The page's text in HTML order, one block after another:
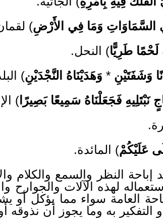
السَّمَاوَاتِ وَمَا فِي الأََرْضِ)
لَحْمًا طَرِيًّا) النحل.
وَشَفَتَيْنِ * وَهَدَيْنَاهُ النَّجْدَيْنِ)
نَبْتَلِيهِ فَجَعَلْنَاهُ سَمِيعًا بَصِيرًا)
عَلَيْكُمْ) المائدة.
إباحة النظر والسمع والكلام
لهذه الآلات والجوارح
العامة سواء مما يؤكل أو
أو التفكير به وما يجوز أن